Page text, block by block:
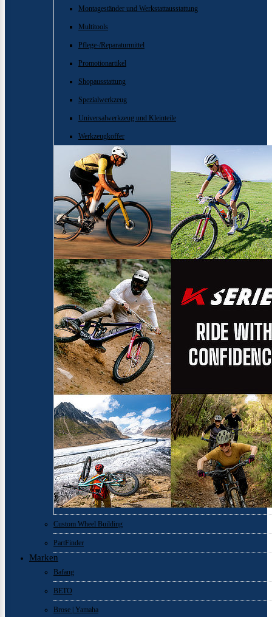
Montageständer und Werkstattausstattung
Multitools
Pflege-/Reparaturmittel
Promotionartikel
Shopausstattung
Spezialwerkzeug
Universalwerkzeug und Kleinteile
Werkzeugkoffer
Custom Wheel Building
PartFinder
Marken
Bafang
BETO
Brose | Yamaha